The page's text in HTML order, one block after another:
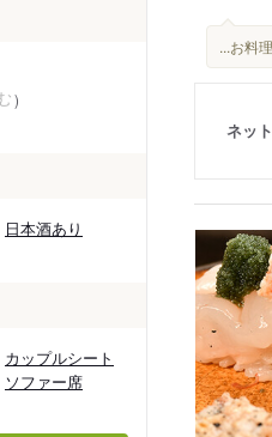
日本酒あり
カップルシート
ソファー席
...お料
ネッ